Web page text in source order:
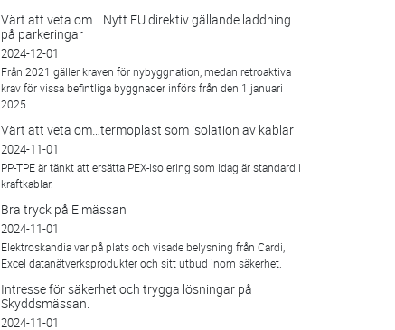
Värt att veta om… Nytt EU direktiv gällande laddning
på parkeringar
2024-12-01
Från 2021 gäller kraven för nybyggnation, medan retroaktiva
krav för vissa befintliga byggnader införs från den 1 januari
2025.
Värt att veta om…termoplast som isolation av kablar
2024-11-01
PP-TPE är tänkt att ersätta PEX-isolering som idag är standard i
kraftkablar.
Bra tryck på Elmässan
2024-11-01
Elektroskandia var på plats och visade belysning från Cardi,
Excel datanätverksprodukter och sitt utbud inom säkerhet.
Intresse för säkerhet och trygga lösningar på
Skyddsmässan.
2024-11-01